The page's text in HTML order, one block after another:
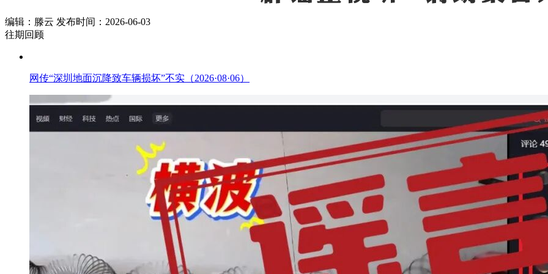
编辑：滕云 发布时间：2026-06-03
往期回顾
网传“深圳地面沉降致车辆损坏”不实（2026·08·06）